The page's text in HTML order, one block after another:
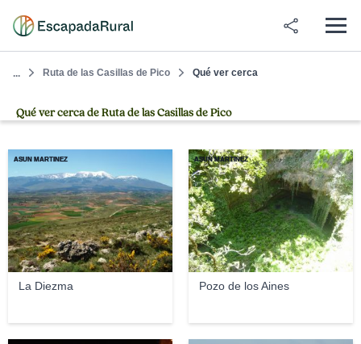
... Ruta de las Casillas de Pico Qué ver cerca
Qué ver cerca de Ruta de las Casillas de Pico
La Diezma
ASUN MARTINEZ
Pozo de los Aines
ASUN MARTINEZ